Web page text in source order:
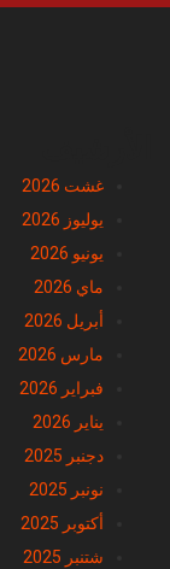
الأرشيف
غشت 2026
يوليوز 2026
يونيو 2026
ماي 2026
أبريل 2026
مارس 2026
فبراير 2026
يناير 2026
دجنبر 2025
نونبر 2025
أكتوبر 2025